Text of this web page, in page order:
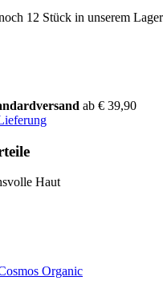
12 Stück in unserem
ab € 39,90
Haut
Organic